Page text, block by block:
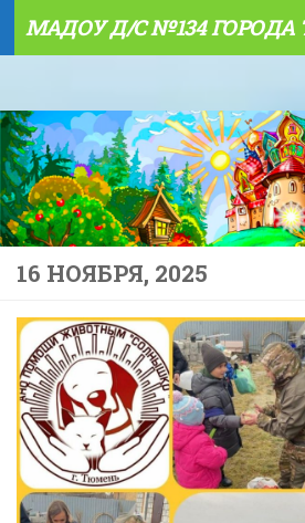
Skip to content
16 НОЯБРЯ, 2025